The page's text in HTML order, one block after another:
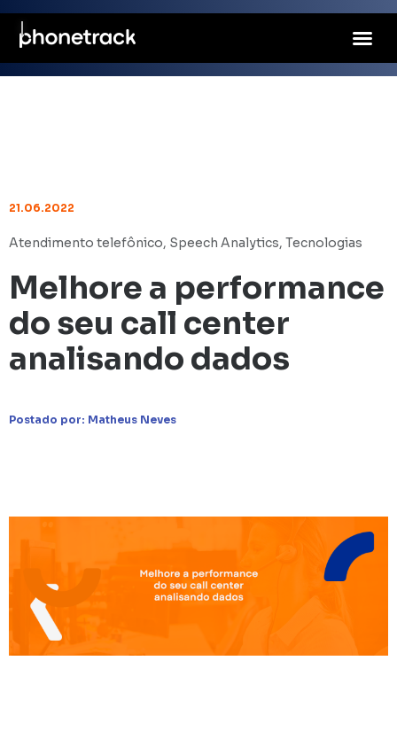
21.06.2022
Atendimento telefônico, Speech Analytics, Tecnologias
Melhore a performance
do seu call center
analisando dados
Postado por: Matheus Neves